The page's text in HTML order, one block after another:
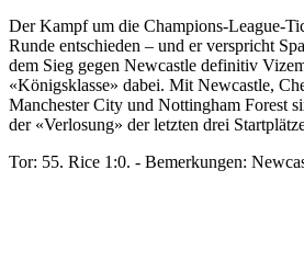
Der Kampf um die Champions-League-
Runde entschieden – und er verspricht
dem Sieg gegen Newcastle definitiv
«Königsklasse» dabei. Mit Newcastle,
Manchester City und Nottingham Forest
der «Verlosung» der letzten drei
Tor: 55. Rice 1:0. - Bemerkungen: